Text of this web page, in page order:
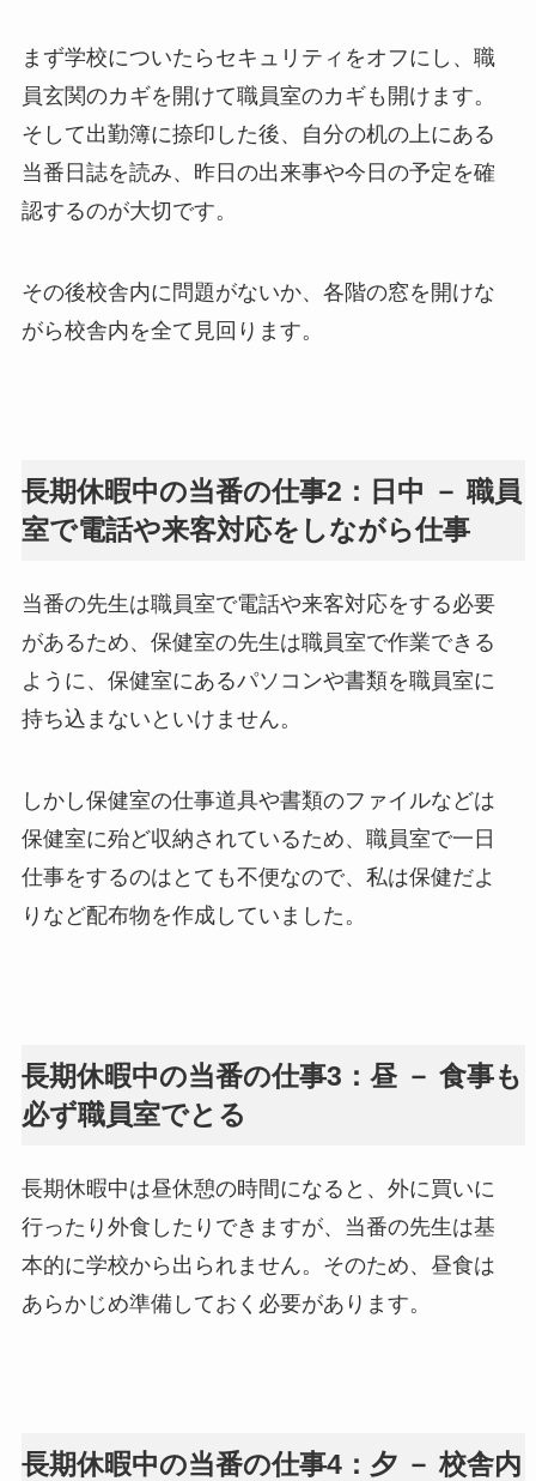
まず学校についたらセキュリティをオフにし、職
員玄関のカギを開けて職員室のカギも開けます。
そして出勤簿に捺印した後、自分の机の上にある
当番日誌を読み、昨日の出来事や今日の予定を確
認するのが大切です。
その後校舎内に問題がないか、各階の窓を開けな
がら校舎内を全て見回ります。
長期休暇中の当番の仕事2：日中 － 職員
室で電話や来客対応をしながら仕事
当番の先生は職員室で電話や来客対応をする必要
があるため、保健室の先生は職員室で作業できる
ように、保健室にあるパソコンや書類を職員室に
持ち込まないといけません。
しかし保健室の仕事道具や書類のファイルなどは
保健室に殆ど収納されているため、職員室で一日
仕事をするのはとても不便なので、私は保健だよ
りなど配布物を作成していました。
長期休暇中の当番の仕事3：昼 － 食事も
必ず職員室でとる
長期休暇中は昼休憩の時間になると、外に買いに
行ったり外食したりできますが、当番の先生は基
本的に学校から出られません。そのため、昼食は
あらかじめ準備しておく必要があります。
長期休暇中の当番の仕事4：夕 － 校舎内